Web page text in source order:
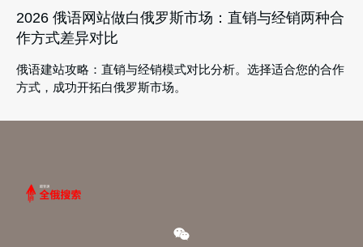
2026 俄语网站做白俄罗斯市场：直销与经销两种合
作方式差异对比
俄语建站攻略：直销与经销模式对比分析。选择适合您的合作
方式，成功开拓白俄罗斯市场。